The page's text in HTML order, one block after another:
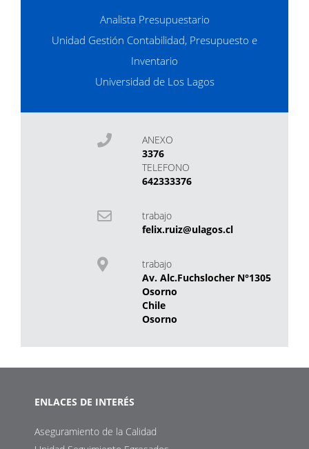
Analista Presupuestario
Unidad Gestión Contabilidad, Presupuesto e
Inventario
Universidad de Los Lagos
ANEXO
3376
TELEFONO
642333376
trabajo
felix.ruiz@ulagos.cl
trabajo
Av. Alc.Fuchslocher N°1305
Osorno
Chile
Osorno
ENLACES DE INTERÉS
Aseguramiento de la Calidad